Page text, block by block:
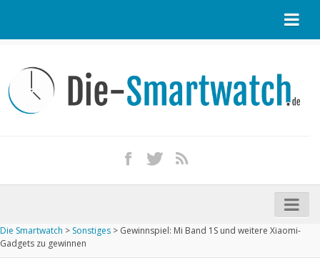
Kontakt / Tipp geben
Impressum
iPhone kaufen
Startseite
Die Smartwatch > Sonstiges > Gewinnspiel: Mi Band 1S und weitere Xiaomi-
Gadgets zu gewinnen